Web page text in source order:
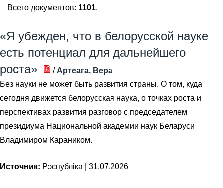
Всего документов: 1101.
«Я убежден, что в белорусской науке
есть потенциал для дальнейшего
роста»
/ Артеага, Вера
Без науки не может быть развития страны. О том, куда
сегодня движется белорусская наука, о точках роста и
перспективах развития разговор с председателем
президиума Национальной академии наук Беларуси
Владимиром Караником.
Источник: Рэспубліка | 31.07.2026